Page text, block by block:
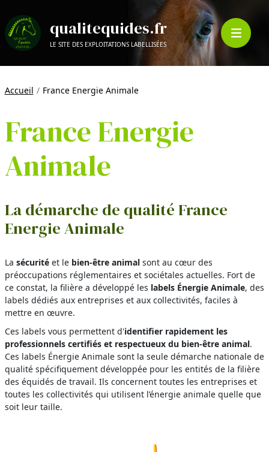
qualitequides.fr
LE SITE DES EXPLOITATIONS LABELLISÉES
Accueil France Energie Animale
France Energie
Animale
La démarche de qualité France
Energie Animale
La sécuritéet le bien-être animalsont au cœur des
préoccupations réglementaires et sociétales actuelles. Fort de
ce constat, la filière a développé les labels Énergie Animale, des
labels dédiés aux entreprises et aux collectivités, faciles à
mettre en œuvre.
Ces labels vous permettent d'identifier rapidement les
professionnels certifiés et respectueux du bien-être animal.
Ces labels Énergie Animale sont la seule démarche nationale de
qualité spécifiquement développée pour les entités de la filière
des équidés de travail. Ils concernent toutes les entreprises et
toutes les collectivités qui utilisent l’énergie animale quelle que
soit leur taille.